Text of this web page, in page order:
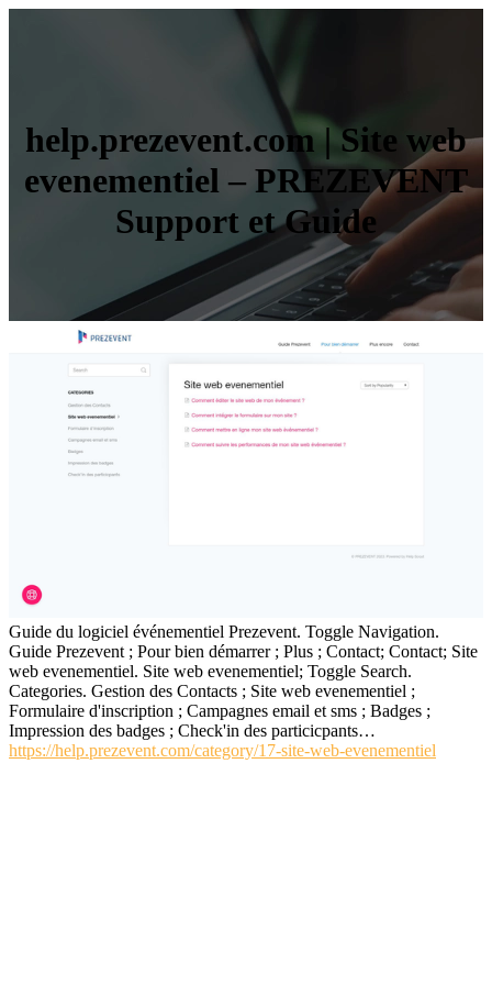
help.prezevent.com | Site web
evenementiel – PREZEVENT
Support et Guide
Guide du logiciel événementiel Prezevent. Toggle Navigation.
Guide Prezevent ; Pour bien démarrer ; Plus ; Contact; Contact; Site
web evenementiel. Site web evenementiel; Toggle Search.
Categories. Gestion des Contacts ; Site web evenementiel ;
Formulaire d'inscription ; Campagnes email et sms ; Badges ;
Impression des badges ; Check'in des particicpants…
https://help.prezevent.com/category/17-site-web-evenementiel